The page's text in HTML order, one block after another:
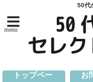
50代
menu
トップペー
お